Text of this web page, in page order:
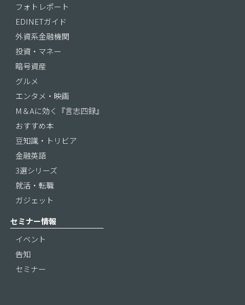
フォトレポート
EDINETガイド
外資系金融機関
投資・マネー
暗号資産
グルメ
エンタメ・映画
M＆Aに効く『言志四録』
おすすめ本
豆知識・トリビア
金融英語
3選シリーズ
就活・転職
ガジェット
セミナー情報
イベント
告知
セミナー